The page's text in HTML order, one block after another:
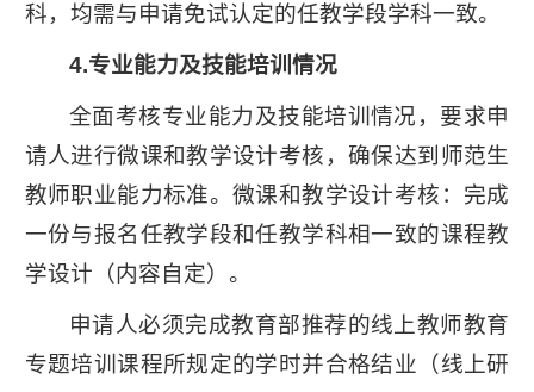
科，均需与申请免试认定的任教学段学科一致。
4.专业能力及技能培训情况
全面考核专业能力及技能培训情况，要求申
请人进行微课和教学设计考核，确保达到师范生
教师职业能力标准。微课和教学设计考核：完成
一份与报名任教学段和任教学科相一致的课程教
学设计（内容自定）。
申请人必须完成教育部推荐的线上教师教育
专题培训课程所规定的学时并合格结业（线上研